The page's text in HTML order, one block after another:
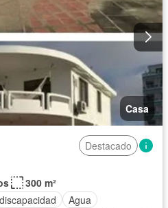
Casa
Destacado
300 m²
Agua